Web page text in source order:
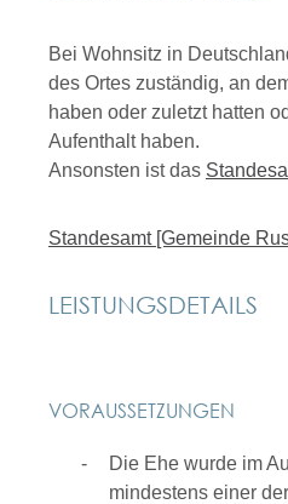
Bei Wohnsitz in
des Ortes zuständig, an
haben oder zuletzt hatten
Aufenthalt haben.
Ansonsten ist das
Standesamt [Gemeinde
LEISTUNGSDETAILS
VORAUSSETZUNGEN
Die Ehe wurde im
mindestens einer